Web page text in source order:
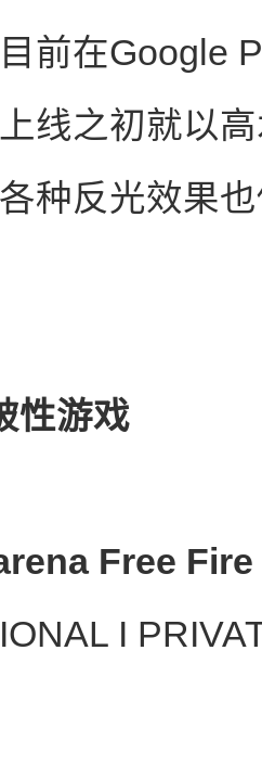
前在Google
线之初就以
种反光效果
性游戏
Free Fire
I